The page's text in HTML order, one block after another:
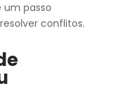
passo
conflitos.